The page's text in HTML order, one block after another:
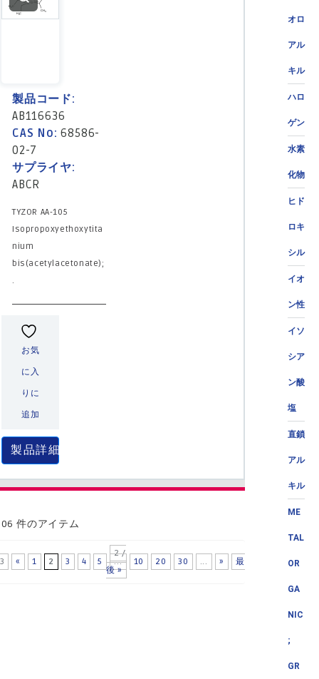
オロ
アル
キル
ハロ
ゲン
水素
化物
ヒド
ロキ
シル
イオ
ン性
イソ
シア
ン酸
塩
直鎖
アル
キル
ME
TAL
OR
GA
NIC
;
GR
製品コード:
AB116636
CAS No:68586-
02-7
サプライヤ:
ABCR
TYZOR AA-105
Isopropoxyethoxytita
nium
bis(acetylacetonate);
.
お気
に入
りに
追加
製品詳細
件のアイテム
2 /
« 1 2 3 4 5 ... 10 20 30 ... »
最
後 »